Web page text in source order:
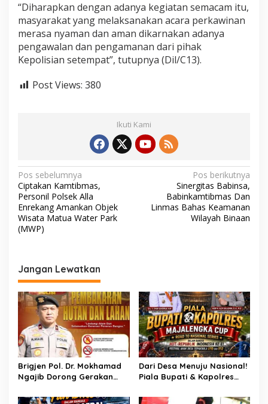
g
a
w
a
l
a
P
n
t
L
i
n
t
b
u
p
a
t
e
n
“Diharapkan dengan adanya kegiatan semacam itu,
masyarakat yang melaksanakan acara perkawinan
merasa nyaman dan aman dikarnakan adanya
pengawalan dan pengamanan dari pihak
Kepolisian setempat”, tutupnya (Dil/C13).
Post Views: 380
Ikuti Kami
N
a
v
i
a
s
i
p
o
s
Pos sebelumnya
Ciptakan Kamtibmas,
Personil Polsek Alla
Enrekang Amankan Objek
Wisata Matua Water Park
(MWP)
Pos berikutnya
Sinergitas Babinsa,
Babinkamtibmas Dan
Linmas Bahas Keamanan
Wilayah Binaan
Jangan Lewatkan
Brigjen Pol. Dr. Mokhamad
Ngajib Dorong Gerakan
Hutan, Jaga Kehidupan
Dari Desa Menuju Nasional!
Piala Bupati & Kapolres
Bibit-Bibit Juara